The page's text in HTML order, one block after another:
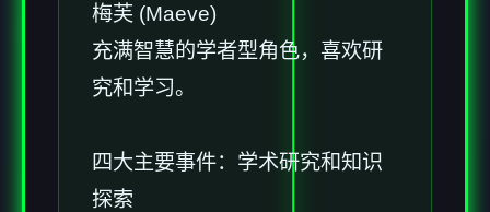
梅芙 (Maeve)
充满智慧的学者型角色，喜欢研
究和学习。
四大主要事件：学术研究和知识
探索